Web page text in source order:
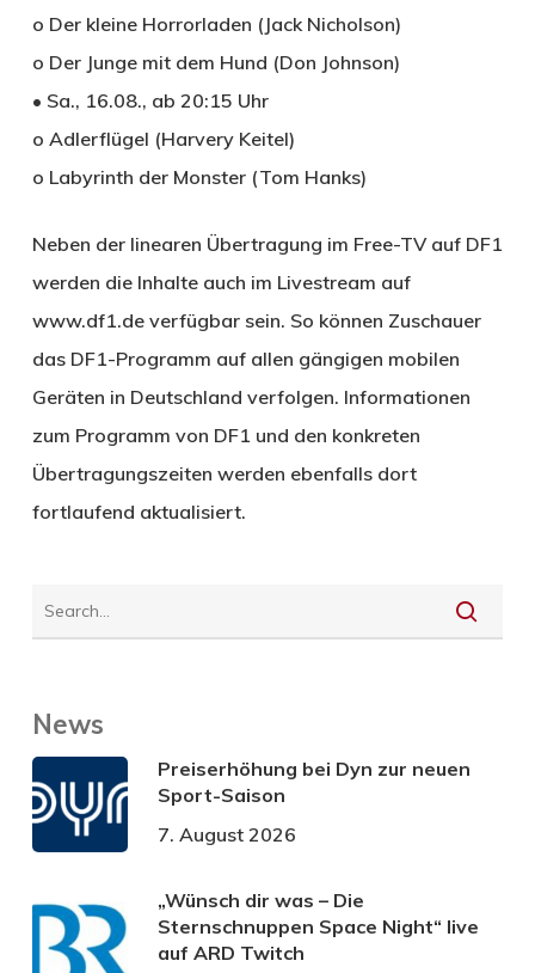
o Der kleine Horrorladen (Jack Nicholson)
o Der Junge mit dem Hund (Don Johnson)
• Sa., 16.08., ab 20:15 Uhr
o Adlerflügel (Harvery Keitel)
o Labyrinth der Monster (Tom Hanks)
Neben der linearen Übertragung im Free-TV auf DF1
werden die Inhalte auch im Livestream auf
www.df1.de verfügbar sein. So können Zuschauer
das DF1-Programm auf allen gängigen mobilen
Geräten in Deutschland verfolgen. Informationen
zum Programm von DF1 und den konkreten
Übertragungszeiten werden ebenfalls dort
fortlaufend aktualisiert.
News
Preiserhöhung bei Dyn zur neuen
Sport-Saison
7. August 2026
„Wünsch dir was – Die
Sternschnuppen Space Night“ live
auf ARD Twitch